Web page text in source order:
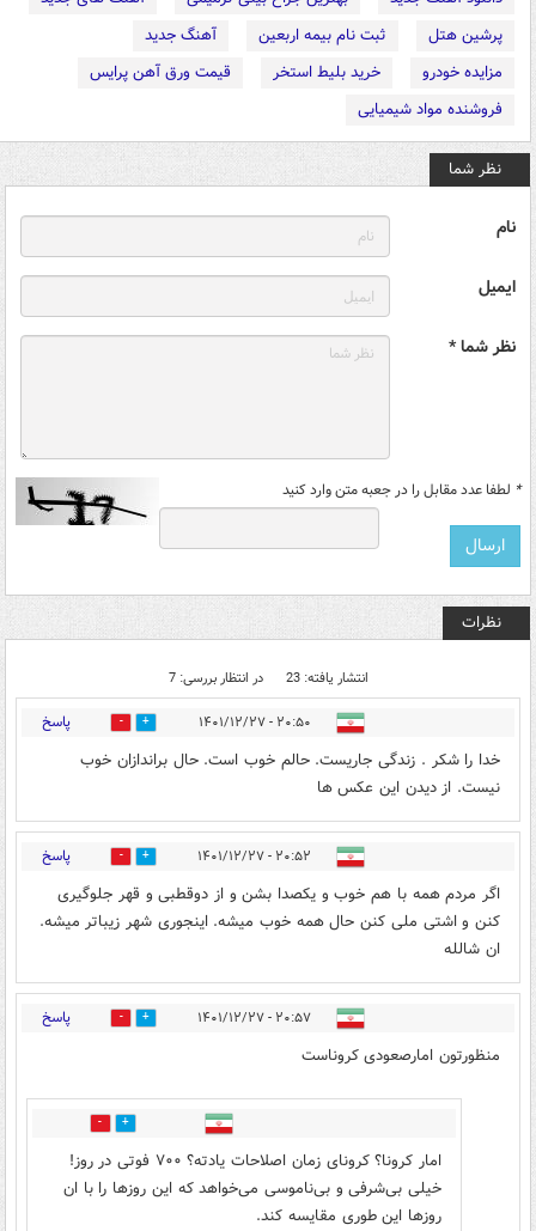
پرشین هتل
ثبت نام بیمه اربعین
آهنگ جدید
مزایده خودرو
خرید بلیط استخر
قیمت ورق آهن پرایس
فروشنده مواد شیمیایی
نظر شما
نام
ایمیل
نظر شما *
* لطفا عدد مقابل را در جعبه متن وارد کنید
نظرات
انتشار یافته: 23 در انتظار بررسی: 7
۲۰:۵۰ - ۱۴۰۱/۱۲/۲۷ 27 پاسخ
خدا را شکر . زندگی جاریست. حالم خوب است. حال براندازان خوب
نیست. از دیدن این عکس ها
۲۰:۵۲ - ۱۴۰۱/۱۲/۲۷ 9 پاسخ
اگر مردم همه با هم خوب و یکصدا بشن و از دوقطبی و قهر جلوگیری
کنن و اشتی ملی کنن حال همه خوب میشه. اینجوری شهر زیباتر میشه.
ان شالله
۲۰:۵۷ - ۱۴۰۱/۱۲/۲۷ 6 پاسخ
منظورتون امارصعودی کروناست
14
امار کرونا؟ کرونای زمان اصلاحات یادته؟ ۷۰۰ فوتی در روز!
خیلی بی‌شرفی و بی‌ناموسی می‌خواهد که این روزها را با ان
روزها این طوری مقایسه کند.